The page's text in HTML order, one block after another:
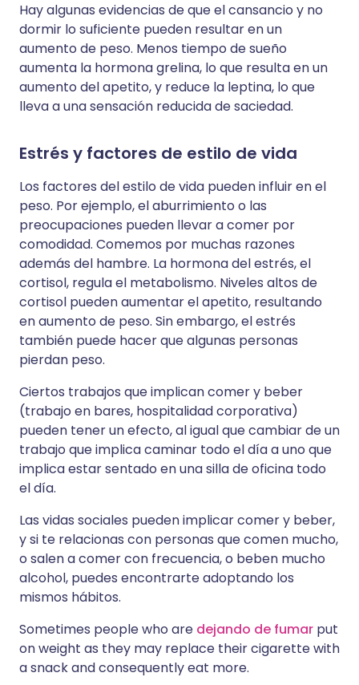
Hay algunas evidencias de que el cansancio y no
dormir lo suficiente pueden resultar en un
aumento de peso. Menos tiempo de sueño
aumenta la hormona grelina, lo que resulta en un
aumento del apetito, y reduce la leptina, lo que
lleva a una sensación reducida de saciedad.
Estrés y factores de estilo de vida
Los factores del estilo de vida pueden influir en el
peso. Por ejemplo, el aburrimiento o las
preocupaciones pueden llevar a comer por
comodidad. Comemos por muchas razones
además del hambre. La hormona del estrés, el
cortisol, regula el metabolismo. Niveles altos de
cortisol pueden aumentar el apetito, resultando
en aumento de peso. Sin embargo, el estrés
también puede hacer que algunas personas
pierdan peso.
Ciertos trabajos que implican comer y beber
(trabajo en bares, hospitalidad corporativa)
pueden tener un efecto, al igual que cambiar de un
trabajo que implica caminar todo el día a uno que
implica estar sentado en una silla de oficina todo
el día.
Las vidas sociales pueden implicar comer y beber,
y si te relacionas con personas que comen mucho,
o salen a comer con frecuencia, o beben mucho
alcohol, puedes encontrarte adoptando los
mismos hábitos.
Sometimes people who are dejando de fumar put
on weight as they may replace their cigarette with
a snack and consequently eat more.